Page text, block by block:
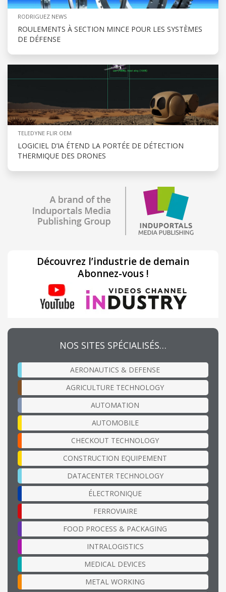
RODRIGUEZ NEWS
ROULEMENTS À SECTION MINCE POUR LES SYSTÈMES
DE DÉFENSE
TELEDYNE FLIR OEM
LOGICIEL D’IA ÉTEND LA PORTÉE DE DÉTECTION
THERMIQUE DES DRONES
Découvrez l’industrie de demain
Abonnez-vous !
NOS SITES SPÉCIALISÉS…
AERONAUTICS & DEFENSE
AGRICULTURE TECHNOLOGY
AUTOMATION
AUTOMOBILE
CHECKOUT TECHNOLOGY
CONSTRUCTION EQUIPEMENT
DATACENTER TECHNOLOGY
ÉLECTRONIQUE
FERROVIAIRE
FOOD PROCESS & PACKAGING
INTRALOGISTICS
MEDICAL DEVICES
METAL WORKING